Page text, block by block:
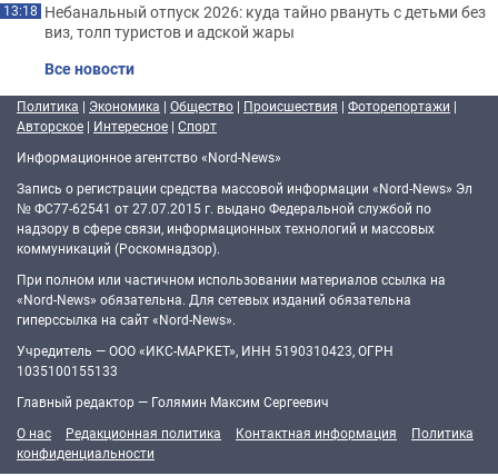
13:18 Небанальный отпуск 2026: куда тайно рвануть с детьми без
виз, толп туристов и адской жары
Все новости
Политика | Экономика | Общество | Происшествия | Фоторепортажи |
Авторское | Интересное | Спорт
Информационное агентство «Nord-News»
Запись о регистрации средства массовой информации «Nord-News» Эл
№ ФС77-62541 от 27.07.2015 г. выдано Федеральной службой по
надзору в сфере связи, информационных технологий и массовых
коммуникаций (Роскомнадзор).
При полном или частичном использовании материалов ссылка на
«Nord-News» обязательна. Для сетевых изданий обязательна
гиперссылка на сайт «Nord-News».
Учредитель — ООО «ИКС-МАРКЕТ», ИНН 5190310423, ОГРН
1035100155133
Главный редактор — Голямин Максим Сергеевич
О нас
Редакционная политика Контактная информация
Политика
конфиденциальности